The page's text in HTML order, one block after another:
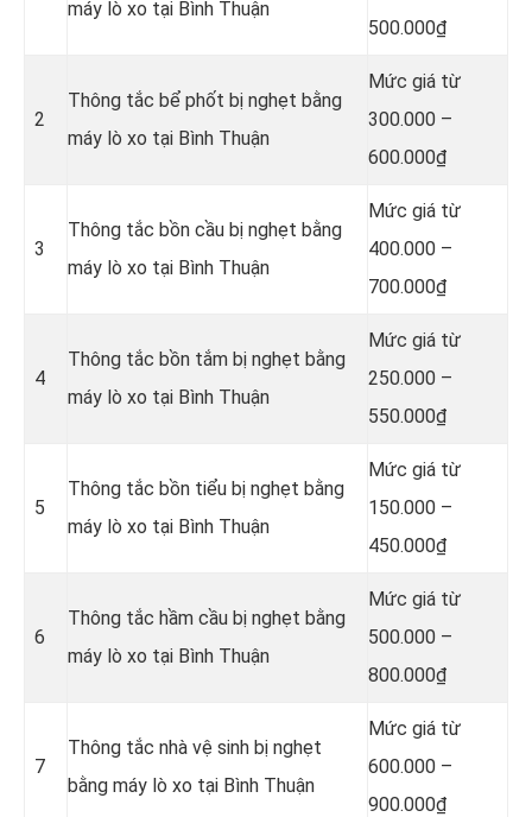
máy lò xo tại Bình Thuận
500.000₫
2
Thông tắc bể phốt bị nghẹt bằng
máy lò xo tại Bình Thuận
Mức giá từ
300.000 –
600.000₫
3
Thông tắc bồn cầu bị nghẹt bằng
máy lò xo tại Bình Thuận
Mức giá từ
400.000 –
700.000₫
4
Thông tắc bồn tắm bị nghẹt bằng
máy lò xo tại Bình Thuận
Mức giá từ
250.000 –
550.000₫
5
Thông tắc bồn tiểu bị nghẹt bằng
máy lò xo tại Bình Thuận
Mức giá từ
150.000 –
450.000₫
6
Thông tắc hầm cầu bị nghẹt bằng
máy lò xo tại Bình Thuận
Mức giá từ
500.000 –
800.000₫
7
Thông tắc nhà vệ sinh bị nghẹt
bằng máy lò xo tại Bình Thuận
Mức giá từ
600.000 –
900.000₫